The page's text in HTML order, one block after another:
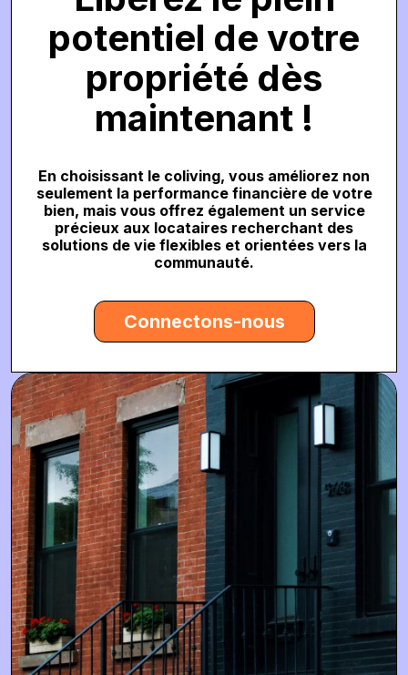
potentiel de votre
propriété dès
maintenant !
En choisissant le coliving, vous améliorez non
seulement la performance financière de votre
bien, mais vous offrez également un service
précieux aux locataires recherchant des
solutions de vie flexibles et orientées vers la
communauté.
Connectons-nous